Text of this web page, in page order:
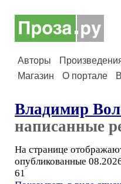
Авторы
Магазин
О портале
Владимир
написанные
На странице
опубликованные
61